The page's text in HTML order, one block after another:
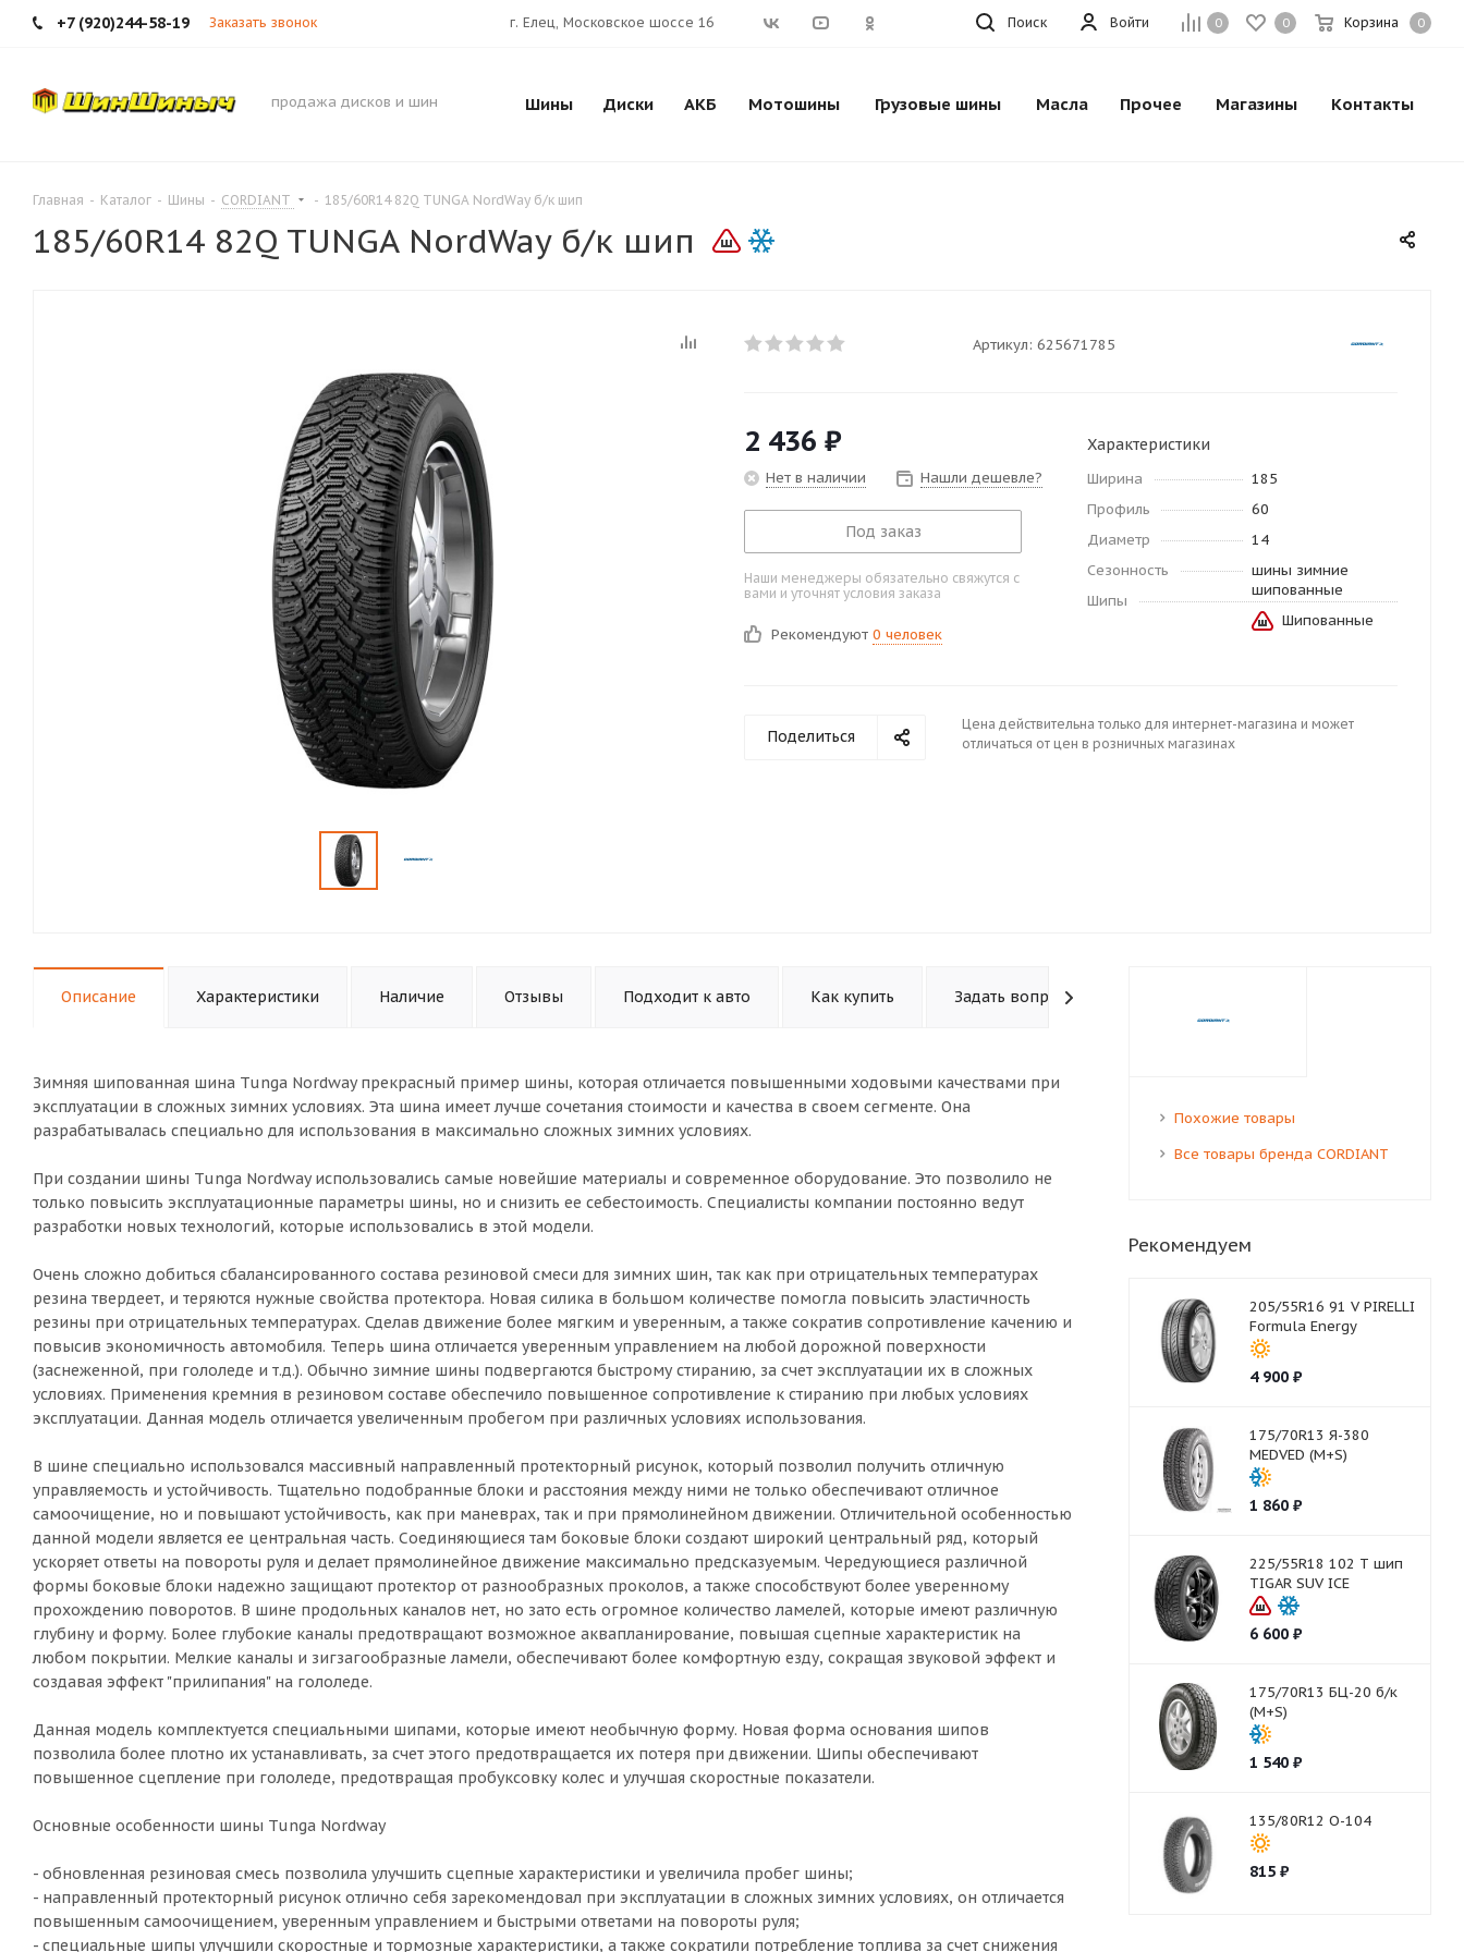
+7 (920)244-58-19 Заказать звонок 0 0 Корзина 0
Войти
г. Елец, Московское шоссе 16 Поиск
продажа дисков и шин Шины Диски АКБ Мотошины Грузовые шины Масла Прочее Магазины Контакты
Главная - Каталог - Шины - CORDIANT - 185/60R14 82Q TUNGA NordWay б/к шип
185/60R14 82Q TUNGA NordWay б/к шип
Артикул: 625671785
2 436 ₽
Нет в наличии Нашли дешевле?
Под заказ
Наши менеджеры обязательно свяжутся с
вами и уточнят условия заказа
Рекомендуют 0 человек
Характеристики
Ширина
185
Профиль
60
Диаметр
14
Сезонность
шины зимние
шипованные
Шипы
Шипованные
Поделиться
Цена действительна только для интернет-магазина и может
отличаться от цен в розничных магазинах
Описание Характеристики Наличие Отзывы Подходит к авто Как купить Задать вопрос
Зимняя шипованная шина Tunga Nordway прекрасный пример шины, которая отличается повышенными ходовыми качествами при
эксплуатации в сложных зимних условиях. Эта шина имеет лучше сочетания стоимости и качества в своем сегменте. Она
разрабатывалась специально для использования в максимально сложных зимних условиях.
При создании шины Tunga Nordway использовались самые новейшие материалы и современное оборудование. Это позволило не
только повысить эксплуатационные параметры шины, но и снизить ее себестоимость. Специалисты компании постоянно ведут
разработки новых технологий, которые использовались в этой модели.
Очень сложно добиться сбалансированного состава резиновой смеси для зимних шин, так как при отрицательных температурах
резина твердеет, и теряются нужные свойства протектора. Новая силика в большом количестве помогла повысить эластичность
резины при отрицательных температурах. Сделав движение более мягким и уверенным, а также сократив сопротивление качению и
повысив экономичность автомобиля. Теперь шина отличается уверенным управлением на любой дорожной поверхности
(заснеженной, при гололеде и т.д.). Обычно зимние шины подвергаются быстрому стиранию, за счет эксплуатации их в сложных
условиях. Применения кремния в резиновом составе обеспечило повышенное сопротивление к стиранию при любых условиях
эксплуатации. Данная модель отличается увеличенным пробегом при различных условиях использования.
В шине специально использовался массивный направленный протекторный рисунок, который позволил получить отличную
управляемость и устойчивость. Тщательно подобранные блоки и расстояния между ними не только обеспечивают отличное
самоочищение, но и повышают устойчивость, как при маневрах, так и при прямолинейном движении. Отличительной особенностью
данной модели является ее центральная часть. Соединяющиеся там боковые блоки создают широкий центральный ряд, который
ускоряет ответы на повороты руля и делает прямолинейное движение максимально предсказуемым. Чередующиеся различной
формы боковые блоки надежно защищают протектор от разнообразных проколов, а также способствуют более уверенному
прохождению поворотов. В шине продольных каналов нет, но зато есть огромное количество ламелей, которые имеют различную
глубину и форму. Более глубокие каналы предотвращают возможное аквапланирование, повышая сцепные характеристик на
любом покрытии. Мелкие каналы и зигзагообразные ламели, обеспечивают более комфортную езду, сокращая звуковой эффект и
создавая эффект "прилипания" на гололеде.
Данная модель комплектуется специальными шипами, которые имеют необычную форму. Новая форма основания шипов
позволила более плотно их устанавливать, за счет этого предотвращается их потеря при движении. Шипы обеспечивают
повышенное сцепление при гололеде, предотвращая пробуксовку колес и улучшая скоростные показатели.
Основные особенности шины Tunga Nordway
- обновленная резиновая смесь позволила улучшить сцепные характеристики и увеличила пробег шины;
- направленный протекторный рисунок отлично себя зарекомендовал при эксплуатации в сложных зимних условиях, он отличается
повышенным самоочищением, уверенным управлением и быстрыми ответами на повороты руля;
- специальные шипы улучшили скоростные и тормозные характеристики, а также сократили потребление топлива за счет снижения
Похожие товары
Все товары бренда CORDIANT
Рекомендуем
205/55R16 91 V PIRELLI
Formula Energy
4 900₽
175/70R13 Я-380
MEDVED (M+S)
1 860₽
225/55R18 102 T шип
TIGAR SUV ICE
6 600₽
175/70R13 БЦ-20 б/к
(M+S)
1 540₽
135/80R12 О-104
815₽